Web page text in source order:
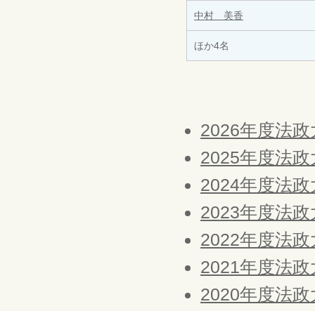
中村 美香
ほか4名
2026年度法
2025年度法
2024年度法
2023年度法
2022年度法
2021年度法
2020年度法